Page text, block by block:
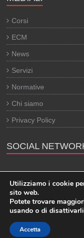
Corsi
ECM
News
Servizi
Normative
Chi siamo
Privacy Policy
SOCIAL
Copyright © 2026
ThemeGrill. Powered by
Utilizziamo i cookie
sito web.
Potete trovare
usando o di disattivarli
Accetta